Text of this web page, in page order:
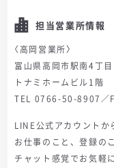
担当営業所情報
〈高岡営業所〉
富山県高岡市駅南4丁
トナミホームビル1階
TEL 0766-50-8907／
LINE公式アカウントか
お仕事のこと、登録の
チャット感覚でお気軽